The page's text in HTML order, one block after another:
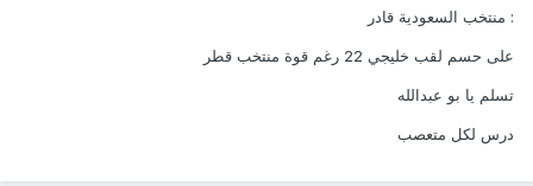
: منتخب السعودية قادر
على حسم لقب خليجي 22 رغم قوة منتخب قطر
تسلم يا بو عبدالله
درس لكل متعصب